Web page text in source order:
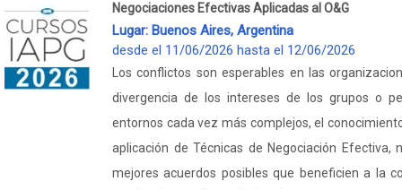
Negociaciones Efectivas Aplicadas al O&G
Lugar: Buenos Aires, Argentina
desde el 11/06/2026 hasta el 12/06/2026
Los conflictos son esperables en las
divergencia de los intereses de los grupos o
entornos cada vez más complejos, el
aplicación de Técnicas de Negociación Efectiva,
mejores acuerdos posibles que beneficien a la